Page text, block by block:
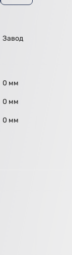
Завод
0 мм
0 мм
0 мм